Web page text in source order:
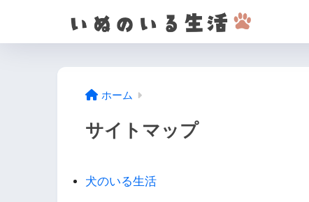
ホーム
サイトマップ
犬のいる生活